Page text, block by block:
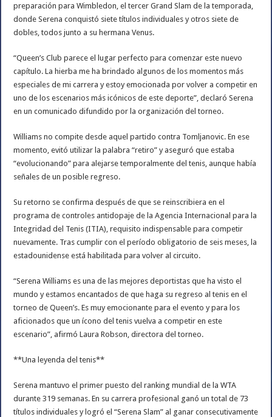
preparación para Wimbledon, el tercer Grand Slam de la temporada,
donde Serena conquistó siete títulos individuales y otros siete de
dobles, todos junto a su hermana Venus.
“Queen’s Club parece el lugar perfecto para comenzar este nuevo
capítulo. La hierba me ha brindado algunos de los momentos más
especiales de mi carrera y estoy emocionada por volver a competir en
uno de los escenarios más icónicos de este deporte”, declaró Serena
en un comunicado difundido por la organización del torneo.
Williams no compite desde aquel partido contra Tomljanovic. En ese
momento, evitó utilizar la palabra “retiro” y aseguró que estaba
“evolucionando” para alejarse temporalmente del tenis, aunque había
señales de un posible regreso.
Su retorno se confirma después de que se reinscribiera en el
programa de controles antidopaje de la Agencia Internacional para la
Integridad del Tenis (ITIA), requisito indispensable para competir
nuevamente. Tras cumplir con el período obligatorio de seis meses, la
estadounidense está habilitada para volver al circuito.
“Serena Williams es una de las mejores deportistas que ha visto el
mundo y estamos encantados de que haga su regreso al tenis en el
torneo de Queen’s. Es muy emocionante para el evento y para los
aficionados que un ícono del tenis vuelva a competir en este
escenario”, afirmó Laura Robson, directora del torneo.
**Una leyenda del tenis**
Serena mantuvo el primer puesto del ranking mundial de la WTA
durante 319 semanas. En su carrera profesional ganó un total de 73
títulos individuales y logró el “Serena Slam” al ganar consecutivamente